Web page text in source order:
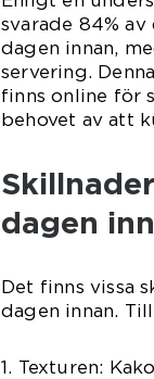
svarade 84%
dagen innan,
servering.
finns online för
behovet av att
dagen
Det finns vissa
dagen innan.
1. Texturen: